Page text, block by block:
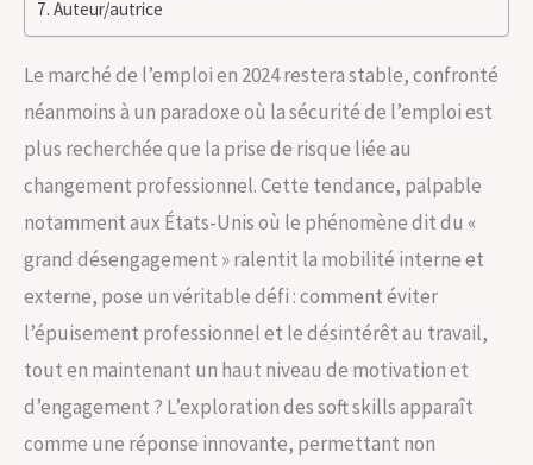
Auteur/autrice
Le marché de l’emploi en 2024 restera stable, confronté
néanmoins à un paradoxe où la sécurité de l’emploi est
plus recherchée que la prise de risque liée au
changement professionnel. Cette tendance, palpable
notamment aux États-Unis où le phénomène dit du «
grand désengagement » ralentit la mobilité interne et
externe, pose un véritable défi : comment éviter
l’épuisement professionnel et le désintérêt au travail,
tout en maintenant un haut niveau de motivation et
d’engagement ? L’exploration des soft skills apparaît
comme une réponse innovante, permettant non